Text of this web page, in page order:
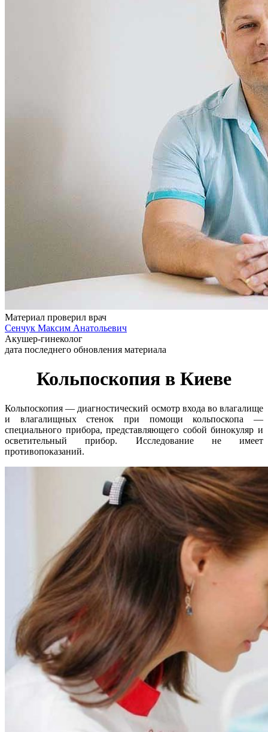
Материал проверил врач
Сенчук Максим Анатольевич
Акушер-гинеколог
дата последнего обновления материала
Кольпоскопия в Киеве
Кольпоскопия — диагностический осмотр входа во влагалище
и влагалищных стенок при помощи кольпоскопа —
специального прибора, представляющего собой бинокуляр и
осветительный прибор. Исследование не имеет
противопоказаний.